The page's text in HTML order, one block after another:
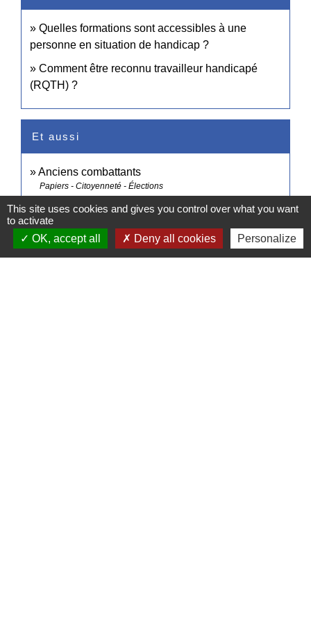
Quelles formations sont accessibles à une
personne en situation de handicap ?
Comment être reconnu travailleur handicapé
(RQTH) ?
Et aussi
Anciens combattants
Papiers - Citoyenneté - Élections
Formation des personnes handicapées
Travail - Formation
This site uses cookies and gives you control over what you want
to activate
OK, accept all
Deny all cookies Personalize